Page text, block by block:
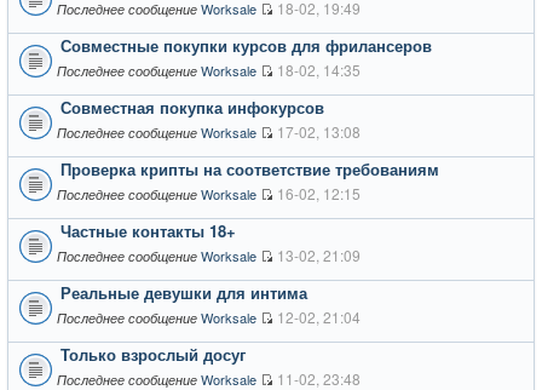
Последнее сообщение Worksale 18-02, 19:49
Совместные покупки курсов для фрилансеров
Последнее сообщение Worksale 18-02, 14:35
Совместная покупка инфокурсов
Последнее сообщение Worksale 17-02, 13:08
Проверка крипты на соответствие требованиям
Последнее сообщение Worksale 16-02, 12:15
Частные контакты 18+
Последнее сообщение Worksale 13-02, 21:09
Реальные девушки для интима
Последнее сообщение Worksale 12-02, 21:04
Только взрослый досуг
Последнее сообщение Worksale 11-02, 23:48